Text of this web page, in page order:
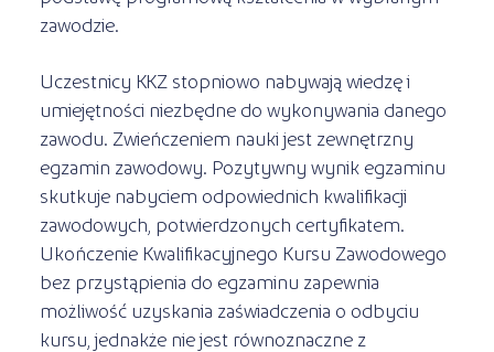
zawodzie.
Uczestnicy KKZ stopniowo nabywają wiedzę i
umiejętności niezbędne do wykonywania danego
zawodu. Zwieńczeniem nauki jest zewnętrzny
egzamin zawodowy. Pozytywny wynik egzaminu
skutkuje nabyciem odpowiednich kwalifikacji
zawodowych, potwierdzonych certyfikatem.
Ukończenie Kwalifikacyjnego Kursu Zawodowego
bez przystąpienia do egzaminu zapewnia
możliwość uzyskania zaświadczenia o odbyciu
kursu, jednakże nie jest równoznaczne z